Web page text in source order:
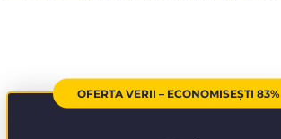
OFERTA VERII – ECONOMISEȘTI 83%